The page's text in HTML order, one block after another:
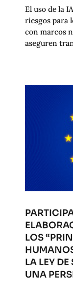
El uso de la
riesgos para
con marcos
aseguren
LOS
LA LEY
UNA